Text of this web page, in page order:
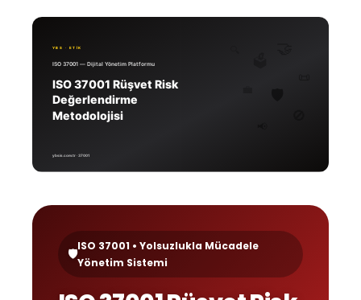
🛡️
ISO 37001 • Yolsuzlukla Mücadele
Yönetim Sistemi